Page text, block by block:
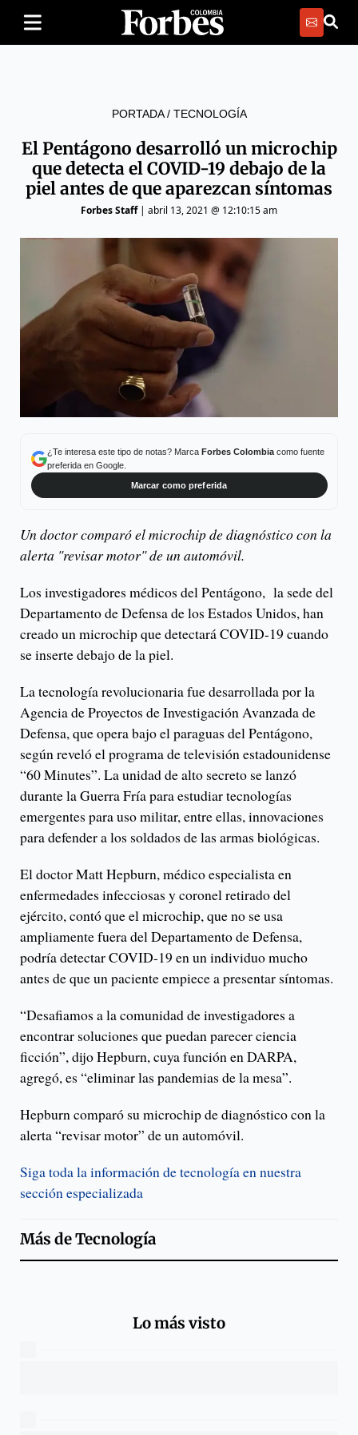
PORTADA/ TECNOLOGÍA
El Pentágono desarrolló un microchip
que detecta el COVID-19 debajo de la
piel antes de que aparezcan síntomas
Forbes Staff| abril 13, 2021 @ 12:10:15 am
¿Te interesa este tipo de notas? Marca Forbes Colombiacomo fuente
preferida en Google.
Marcar como preferida
Un doctor comparó el microchip de diagnóstico con la
alerta "revisar motor" de un automóvil.
Los investigadores médicos del Pentágono, la sede del
Departamento de Defensa de los Estados Unidos, han
creado un microchip que detectará COVID-19 cuando
se inserte debajo de la piel.
La tecnología revolucionaria fue desarrollada por la
Agencia de Proyectos de Investigación Avanzada de
Defensa, que opera bajo el paraguas del Pentágono,
según reveló el programa de televisión estadounidense
“60 Minutes”. La unidad de alto secreto se lanzó
durante la Guerra Fría para estudiar tecnologías
emergentes para uso militar, entre ellas, innovaciones
para defender a los soldados de las armas biológicas.
El doctor Matt Hepburn, médico especialista en
enfermedades infecciosas y coronel retirado del
ejército, contó que el microchip, que no se usa
ampliamente fuera del Departamento de Defensa,
podría detectar COVID-19 en un individuo mucho
antes de que un paciente empiece a presentar síntomas.
“Desafiamos a la comunidad de investigadores a
encontrar soluciones que puedan parecer ciencia
ficción”, dijo Hepburn, cuya función en DARPA,
agregó, es “eliminar las pandemias de la mesa”.
Hepburn comparó su microchip de diagnóstico con la
alerta “revisar motor” de un automóvil.
Siga toda la información de tecnología en nuestra
sección especializada
Más deTecnología
Lo más visto